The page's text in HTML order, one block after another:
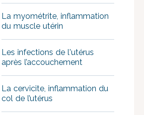
La myométrite, inflammation
du muscle utérin
Les infections de l'utérus
après l’accouchement
La cervicite, inflammation du
col de l’utérus